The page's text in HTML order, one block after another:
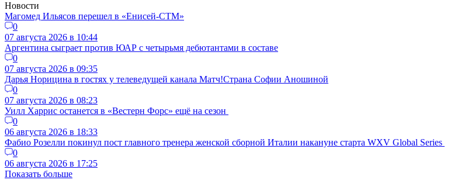
Новости
Магомед Ильясов перешел в «Енисей-СТМ»
0
07 августа 2026 в 10:44
Аргентина сыграет против ЮАР с четырьмя дебютантами в составе
0
07 августа 2026 в 09:35
Дарья Норицина в гостях у телеведущей канала Матч!Страна Софии Аношиной
0
07 августа 2026 в 08:23
Уилл Харрис останется в «Вестерн Форс» ещё на сезон
0
06 августа 2026 в 18:33
Фабио Розелли покинул пост главного тренера женской сборной Италии накануне старта WXV Global Series
0
06 августа 2026 в 17:25
Показать больше